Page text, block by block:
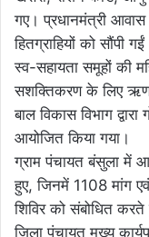
गए। प्रधानमंत्री आवास
हितग्राहियों को सौंपी
स्व-सहायता समूहों की
सशक्तिकरण के लिए ऋण
बाल विकास विभाग
आयोजित किया गया।
ग्राम पंचायत बंसुला में
हुए, जिनमें 1108 मांग
शिविर को संबोधित
जिला पंचायत मुख्य